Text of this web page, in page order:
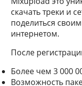
скачать треки и
поделиться
интернетом.
После
Более чем 3 000
Возможность